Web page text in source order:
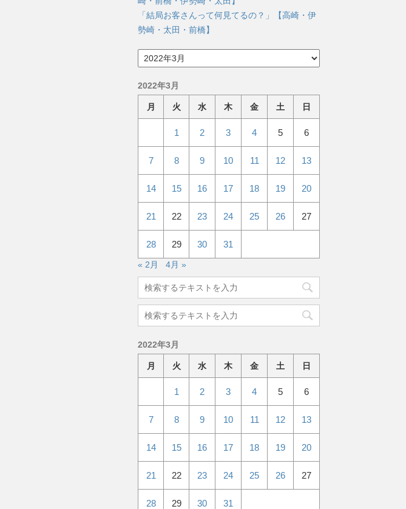
「結局お客さんって何見てるの？」【高崎・伊
勢崎・太田・前橋】
ア
ー
イ
2022年3月
月 火 水 木 金 土 日
1 2 3 4 5 6
7 8 9 10 11 12 13
14 15 16 17 18 19 20
21 22 23 24 25 26 27
28 29 30 31
« 2月 4月 »
2022年3月
月 火 水 木 金 土 日
1 2 3 4 5 6
7 8 9 10 11 12 13
14 15 16 17 18 19 20
21 22 23 24 25 26 27
28 29 30 31